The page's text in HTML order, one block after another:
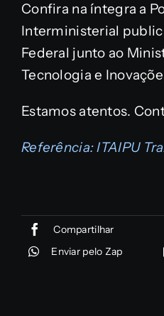
Confira na íntegra a
Interministerial
Federal junto ao
Tecnologia e
Estamos atentos.
Referência:ITAIPU
Compartilhar
Enviar pelo Zap